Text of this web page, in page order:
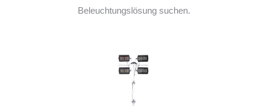
Beleuchtungslösung suchen.